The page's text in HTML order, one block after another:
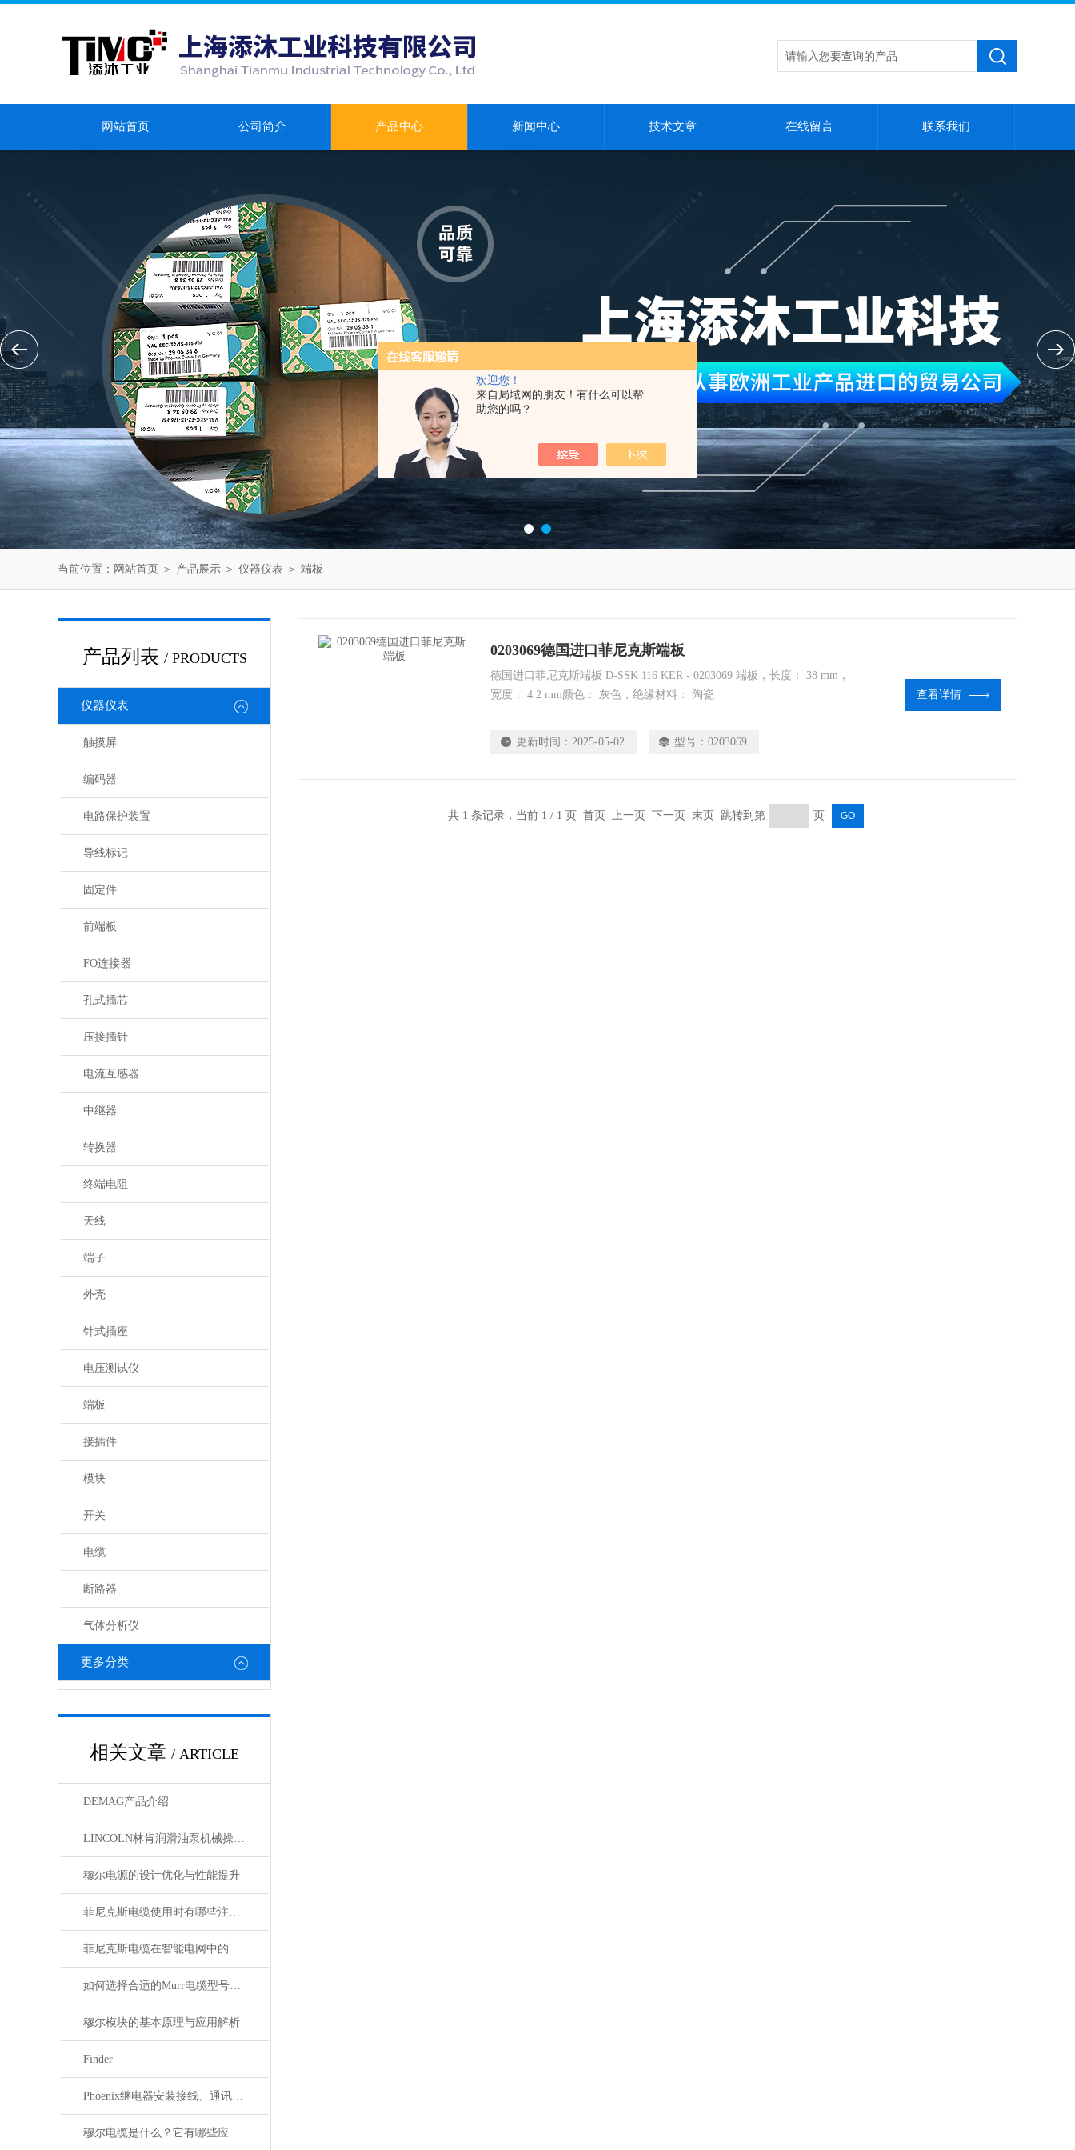
欢迎您！
来自局域网的朋友！有什么可以帮
助您的吗？
网站首页 公司简介 产品中心 新闻中心 技术文章 在线留言 联系我们
当前位置： 网站首页 ＞ 产品展示 ＞ 仪器仪表 ＞ 端板
产品列表 / PRODUCTS
仪器仪表
触摸屏
编码器
电路保护装置
导线标记
固定件
前端板
FO连接器
孔式插芯
压接插针
电流互感器
中继器
转换器
终端电阻
天线
端子
外壳
针式插座
电压测试仪
端板
接插件
模块
开关
电缆
断路器
气体分析仪
更多分类
相关文章 / ARTICLE
DEMAG产品介绍
LINCOLN林肯润滑油泵机械操作原理
穆尔电源的设计优化与性能提升
菲尼克斯电缆使用时有哪些注意事项？
菲尼克斯电缆在智能电网中的应用
如何选择合适的Murr电缆型号和规格？
穆尔模块的基本原理与应用解析
Finder
Phoenix继电器安装接线、通讯集成与故障诊断指南
穆尔电缆是什么？它有哪些应用领域？
0203069德国进口菲尼克斯端板
德国进口菲尼克斯端板 D-SSK 116 KER - 0203069 端板，长度： 38 mm，
宽度： 4.2 mm颜色： 灰色，绝缘材料： 陶瓷
更新时间： 2025-05-02 型号： 0203069
查看详情
共 1 条记录，当前 1 / 1 页 首页 上一页 下一页 末页 跳转到第 页